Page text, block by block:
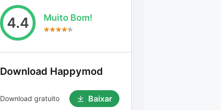
4.4 Muito Bom!
Download Happymod
Download gratuito Baixar